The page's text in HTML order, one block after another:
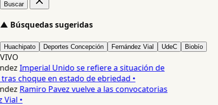
Buscar
▲ Búsquedas sugeridas
Huachipato Deportes Concepción Fernández Vial UdeC Biobío
VIVO
Imperial Unido se refiere a situación de
choque en estado de ebriedad •
Ramiro Pavez vuelve a las convocatorias
•